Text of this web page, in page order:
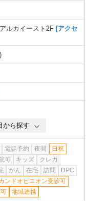
ルカイースト2F [アクセ
)
から探す
電話予約 夜間
日祝
可 キッズ
クレカ
がん 在宅 訪問
DPC
ンドオピニオン受診可
地域連携